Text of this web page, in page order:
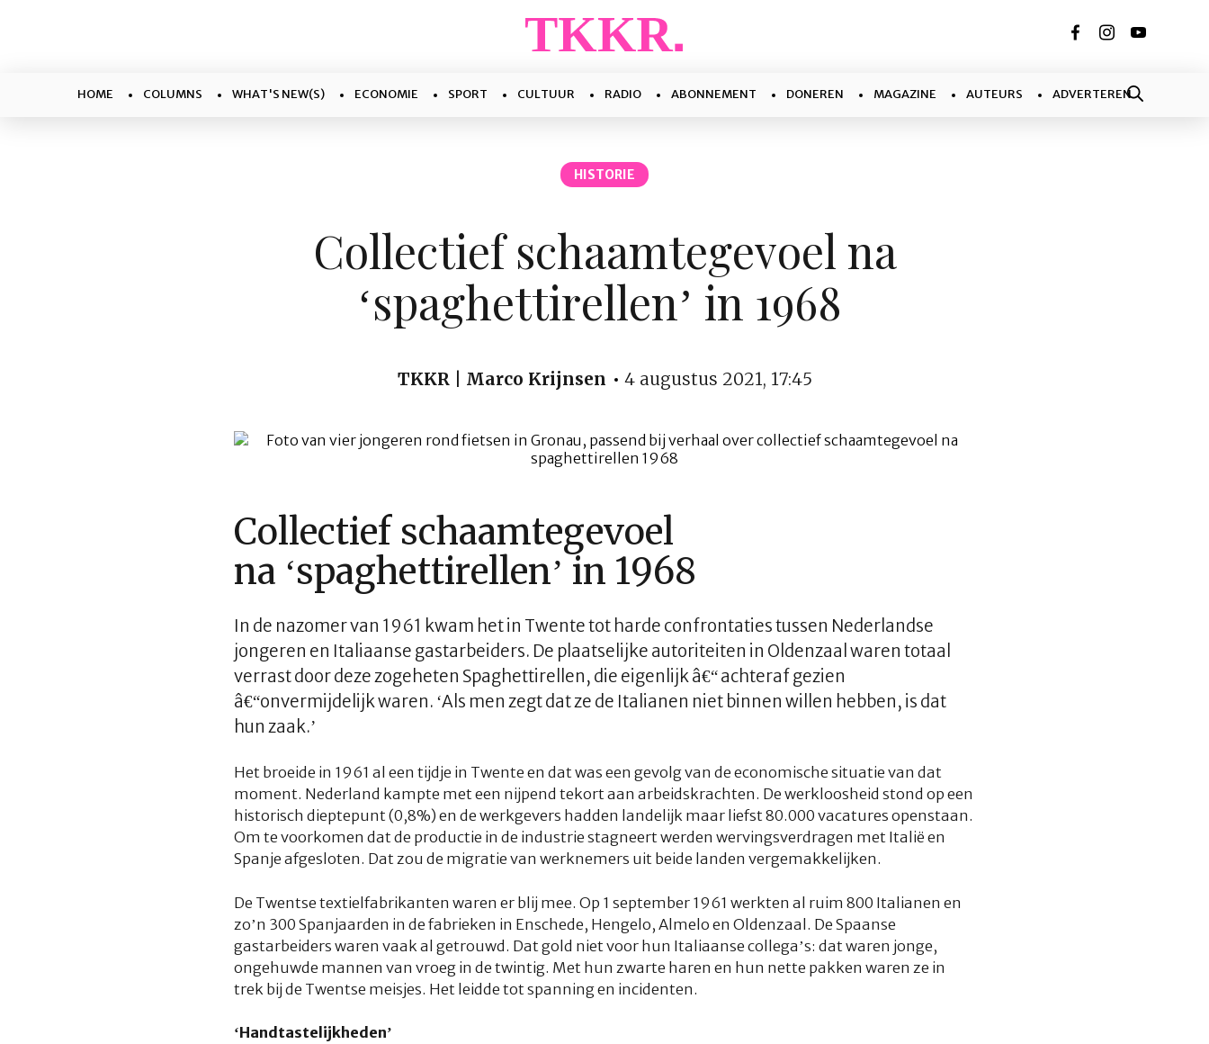
HOME COLUMNS WHAT'S NEW(S) ECONOMIE SPORT CULTUUR RADIO ABONNEMENT DONEREN MAGAZINE AUTEURS ADVERTEREN
HISTORIE
Collectief schaamtegevoel na
‘spaghettirellen’ in 1968
TKKR | Marco Krijnsen 4 augustus 2021, 17:45
Collectief schaamtegevoel
na ‘spaghettirellen’ in 1968
In de nazomer van 1961 kwam het in Twente tot harde confrontaties tussen Nederlandse
jongeren en Italiaanse gastarbeiders. De plaatselijke autoriteiten in Oldenzaal waren totaal
verrast door deze zogeheten Spaghettirellen, die eigenlijk â€“ achteraf gezien
â€“onvermijdelijk waren. ‘Als men zegt dat ze de Italianen niet binnen willen hebben, is dat
hun zaak.’
Het broeide in 1961 al een tijdje in Twente en dat was een gevolg van de economische situatie van dat
moment. Nederland kampte met een nijpend tekort aan arbeidskrachten. De werkloosheid stond op een
historisch dieptepunt (0,8%) en de werkgevers hadden landelijk maar liefst 80.000 vacatures openstaan.
Om te voorkomen dat de productie in de industrie stagneert werden wervingsverdragen met Italië en
Spanje afgesloten. Dat zou de migratie van werknemers uit beide landen vergemakkelijken.
De Twentse textielfabrikanten waren er blij mee. Op 1 september 1961 werkten al ruim 800 Italianen en
zo’n 300 Spanjaarden in de fabrieken in Enschede, Hengelo, Almelo en Oldenzaal. De Spaanse
gastarbeiders waren vaak al getrouwd. Dat gold niet voor hun Italiaanse collega’s: dat waren jonge,
ongehuwde mannen van vroeg in de twintig. Met hun zwarte haren en hun nette pakken waren ze in
trek bij de Twentse meisjes. Het leidde tot spanning en incidenten.
‘Handtastelijkheden’